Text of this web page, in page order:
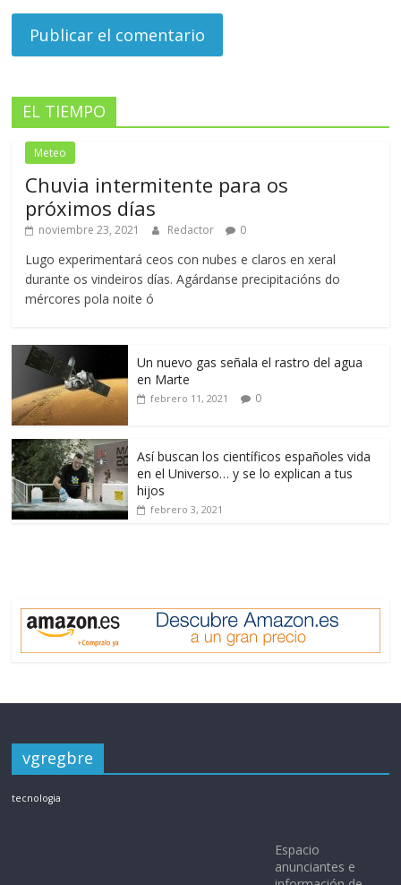
EL TIEMPO
Meteo
Chuvia intermitente para os
próximos días
noviembre 23, 2021 Redactor 0
Lugo experimentará ceos con nubes e claros en xeral
durante os vindeiros días. Agárdanse precipitacións do
mércores pola noite ó
Un nuevo gas señala el rastro del agua
en Marte
febrero 11, 2021 0
Así buscan los científicos españoles vida
en el Universo… y se lo explican a tus
hijos
febrero 3, 2021
vgregbre
tecnologia
Espacio
anunciantes e